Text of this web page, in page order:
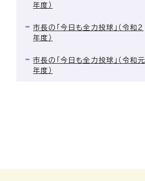
年度）
市長の「今日も全力投球」（令和2
年度）
市長の「今日も全力投球」（令和元
年度）